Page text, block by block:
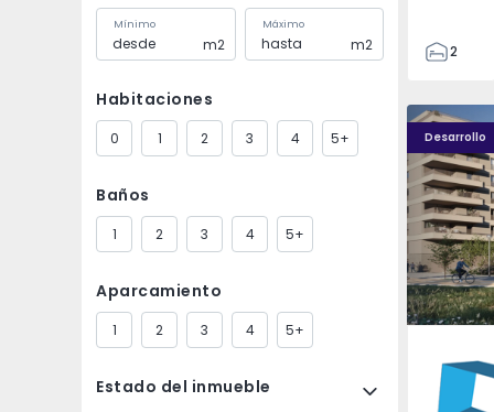
Mínimo
m2
Máximo
m2
Habitaciones
0 1 2 3 4 5+
Baños
1 2 3 4 5+
Aparcamiento
1 2 3 4 5+
Estado del inmueble
2
85
85
0
4
Desarrollo
PLENO JARDIM - 4 PLENO
Águas